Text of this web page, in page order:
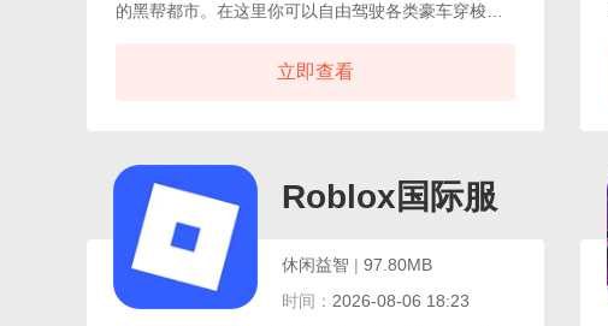
的黑帮都市。在这里你可以自由驾驶各类豪车穿梭于
开激烈火拼，在一系列高燃任务中挣扎求生。重制版
同好协作完成高难任务，或是在街头展开自由对抗。
立即查看
Roblox国际服
休闲益智 | 97.80MB
时间： 2026-08-06 18:23